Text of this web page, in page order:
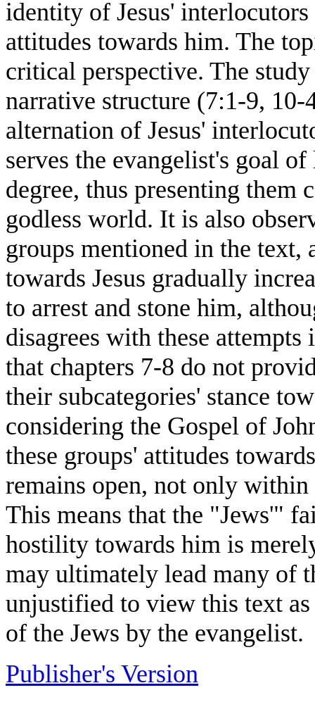
identity of Jesus'
attitudes towards him. The
critical perspective. The
narrative structure (7:1-9,
alternation of Jesus'
serves the evangelist's goal
degree, thus presenting them
godless world. It is also
groups mentioned in the text,
towards Jesus gradually
to arrest and stone him,
disagrees with these
that chapters 7-8 do not
their subcategories' stance
considering the Gospel of
these groups' attitudes
remains open, not only
This means that the "Jews'"
hostility towards him is
may ultimately lead many of
unjustified to view this text
of the Jews by the evangelist.
Publisher's Version